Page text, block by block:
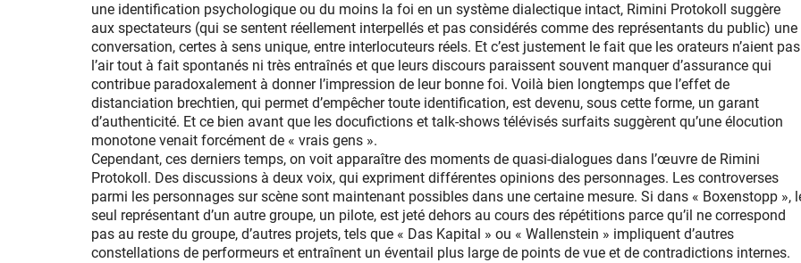
une identification psychologique ou du moins la foi en un système dialectique intact, Rimini Protokoll suggère
aux spectateurs (qui se sentent réellement interpellés et pas considérés comme des représentants du public) une
conversation, certes à sens unique, entre interlocuteurs réels. Et c’est justement le fait que les orateurs n’aient pas
l’air tout à fait spontanés ni très entraînés et que leurs discours paraissent souvent manquer d’assurance qui
contribue paradoxalement à donner l’impression de leur bonne foi. Voilà bien longtemps que l’effet de
distanciation brechtien, qui permet d’empêcher toute identification, est devenu, sous cette forme, un garant
d’authenticité. Et ce bien avant que les docufictions et talk-shows télévisés surfaits suggèrent qu’une élocution
monotone venait forcément de « vrais gens ».
Cependant, ces derniers temps, on voit apparaître des moments de quasi-dialogues dans l’œuvre de Rimini
Protokoll. Des discussions à deux voix, qui expriment différentes opinions des personnages. Les controverses
parmi les personnages sur scène sont maintenant possibles dans une certaine mesure. Si dans « Boxenstopp »,
seul représentant d’un autre groupe, un pilote, est jeté dehors au cours des répétitions parce qu’il ne correspond
pas au reste du groupe, d’autres projets, tels que « Das Kapital » ou « Wallenstein » impliquent d’autres
constellations de performeurs et entraînent un éventail plus large de points de vue et de contradictions internes.